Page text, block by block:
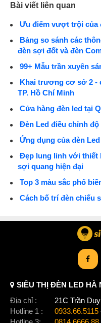
Bài viết liên quan
Ưu điểm vượt trội của
Bảng so sánh các
đèn sợi đốt và đèn
99+ Mẫu trần xuyên
Khai trương cơ sở 2 -
TP. Hồ Chí Minh
Cửa hàng đèn led tại
Đèn Led điều chỉnh
Ứng dụng của đèn
Đẹp lung linh với thiết
sợi quang hiện đại
Top 3 màu sắc phổ
Cách bố trí đèn chiếu
SIÊU THỊ ĐÈN LED HÀ
Địa chỉ :
21C Trần
Hotline 1 :
0933.66.5115